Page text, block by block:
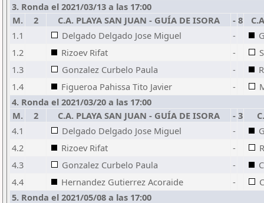
3. Ronda el 2021/03/13 a las 17:00
M.
2 C.A. PLAYA SAN JUAN - GUÍA DE ISORA - 8
1.1
Delgado Delgado Jose Miguel -
1.2
Rizoev Rifat -
1.3
Gonzalez Curbelo Paula -
1.4
Figueroa Pahissa Tito Javier -
4. Ronda el 2021/03/20 a las 17:00
M.
2 C.A. PLAYA SAN JUAN - GUÍA DE ISORA - 3
4.1
Delgado Delgado Jose Miguel -
4.2
Rizoev Rifat -
4.3
Gonzalez Curbelo Paula -
4.4
Hernandez Gutierrez Acoraide -
5. Ronda el 2021/05/08 a las 17:00